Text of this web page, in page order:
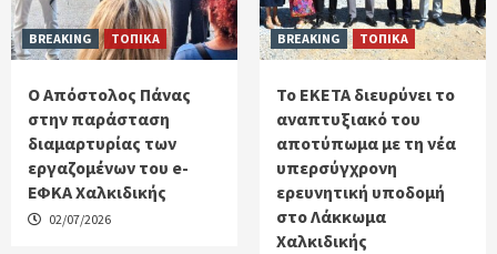
BREAKING ΤΟΠΙΚΑ
Ο Απόστολος Πάνας
στην παράσταση
διαμαρτυρίας των
εργαζομένων του e-
ΕΦΚΑ Χαλκιδικής
02/07/2026
BREAKING ΤΟΠΙΚΑ
Το ΕΚΕΤΑ διευρύνει το
αναπτυξιακό του
αποτύπωμα με τη νέα
υπερσύγχρονη
ερευνητική υποδομή
στο Λάκκωμα
Χαλκιδικής